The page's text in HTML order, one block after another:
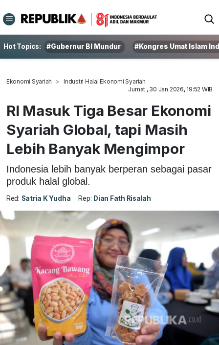
Hot Topics: #Gubernur BI Mundur #Kongres Umat Islam
Ekonomi Syariah
Industri Halal Ekonomi Syariah
Jumat , 30 Jan 2026, 19:52 WIB
RI Masuk Tiga Besar Ekonomi
Syariah Global, tapi Masih
Lebih Banyak Mengimpor
Indonesia lebih banyak berperan sebagai pasar
produk halal global.
Red: Satria K Yudha Rep: Dian Fath Risalah